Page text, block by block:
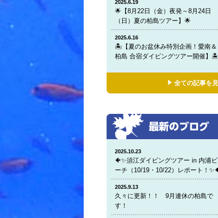
2025.6.19
🌟【8月22日（金）夜発～8月24日
（日）夏の柏島ツアー】🌟
2025.6.16
🏝️【夏のお盆休み特別企画！愛南＆
柏島 合宿ダイビングツアー開催】🏝️
全ての記事を
2025.10.23
🐠✨須江ダイビングツアー in 内浦ビ
ーチ（10/19・10/22）レポート！
2025.9.13
久々に更新！！ 9月連休の柏島で
す！